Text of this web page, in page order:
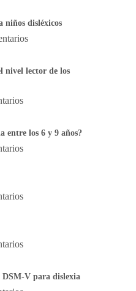
niños disléxicos
nivel lector de los
entre los 6 y 9 años?
DSM-V para dislexia